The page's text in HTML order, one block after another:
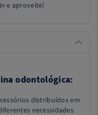
e aproveite!
odontológica:
distribuídos em
necessidades